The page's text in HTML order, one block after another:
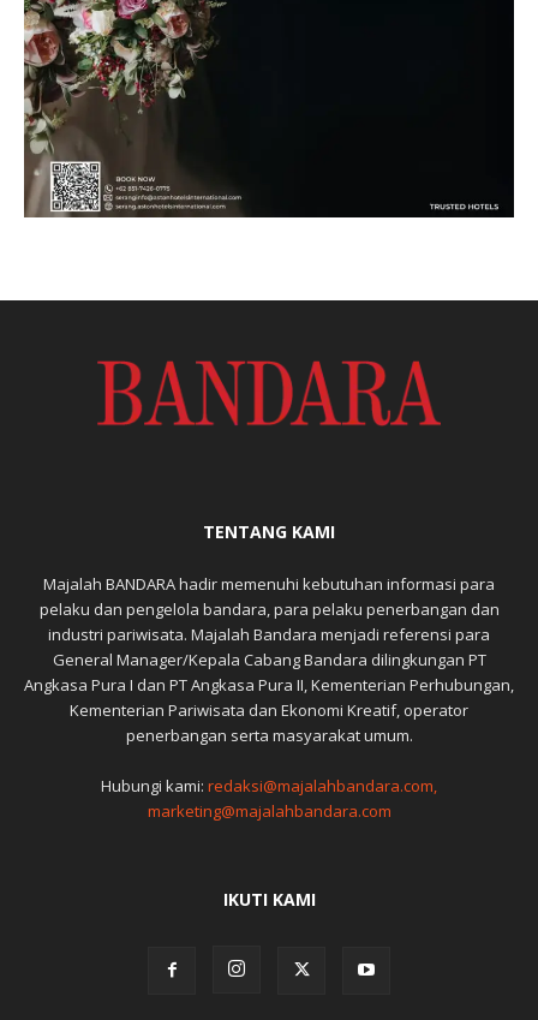
TENTANG KAMI
Majalah BANDARA hadir memenuhi kebutuhan informasi para
pelaku dan pengelola bandara, para pelaku penerbangan dan
industri pariwisata. Majalah Bandara menjadi referensi para
General Manager/Kepala Cabang Bandara dilingkungan PT
Angkasa Pura I dan PT Angkasa Pura II, Kementerian Perhubungan,
Kementerian Pariwisata dan Ekonomi Kreatif, operator
penerbangan serta masyarakat umum.
Hubungi kami: redaksi@majalahbandara.com,
marketing@majalahbandara.com
IKUTI KAMI